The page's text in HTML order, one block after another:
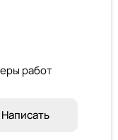
работ
Написать